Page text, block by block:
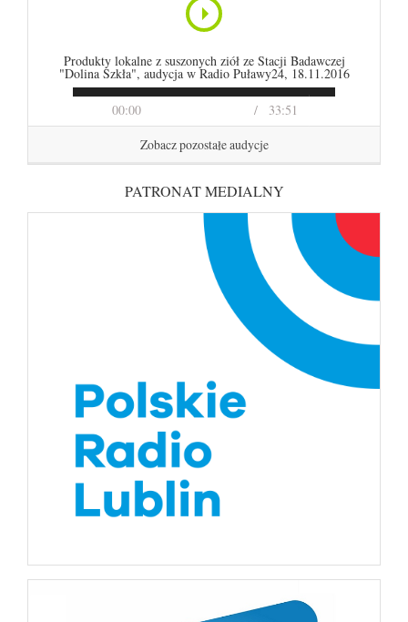
00:00 33:51
Produkty lokalne z suszonych ziół ze Stacji Badawczej
"Dolina Szkła", audycja w Radio Puławy24, 18.11.2016
Zobacz pozostałe audycje
PATRONAT MEDIALNY